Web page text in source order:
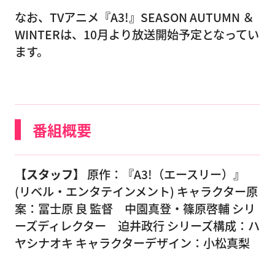
なお、TVアニメ『A3!』SEASON AUTUMN ＆
WINTERは、10月より放送開始予定となってい
ます。
番組概要
【スタッフ】
原作：『A3!（エースリー）』
(リベル・エンタテインメント) キャラクター原
案：冨士原 良 監督 中園真登・篠原啓輔 シリ
ーズディレクター 迫井政行 シリーズ構成：ハ
ヤシナオキ キャラクターデザイン：小松真梨